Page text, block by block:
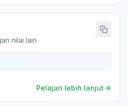
nilai lain
Pelajari lebih lanjut